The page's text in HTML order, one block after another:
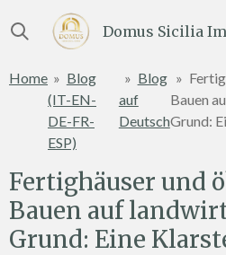
al
principale
Domus Sicilia
Home » Blog
(IT-EN-
DE-FR-
ESP)
» Blog
auf
Deutsch
»
Bauen
Grund:
Fertighäuser und
Bauen auf
Grund: Eine